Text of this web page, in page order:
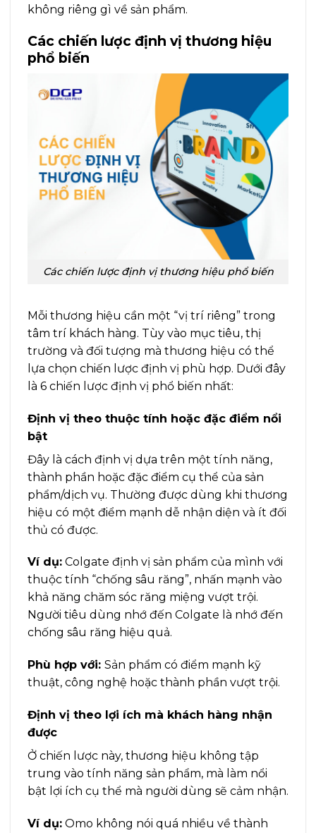
không riêng gì về sản phẩm.
Các chiến lược định vị thương hiệu
phổ biến
Các chiến lược định vị thương hiệu phổ biến
Mỗi thương hiệu cần một “vị trí riêng” trong
tâm trí khách hàng. Tùy vào mục tiêu, thị
trường và đối tượng mà thương hiệu có thể
lựa chọn chiến lược định vị phù hợp. Dưới đây
là 6 chiến lược định vị phổ biến nhất:
Định vị theo thuộc tính hoặc đặc điểm nổi
bật
Đây là cách định vị dựa trên một tính năng,
thành phần hoặc đặc điểm cụ thể của sản
phẩm/dịch vụ. Thường được dùng khi thương
hiệu có một điểm mạnh dễ nhận diện và ít đối
thủ có được.
Ví dụ: Colgate định vị sản phẩm của mình với
thuộc tính “chống sâu răng”, nhấn mạnh vào
khả năng chăm sóc răng miệng vượt trội.
Người tiêu dùng nhớ đến Colgate là nhớ đến
chống sâu răng hiệu quả.
Phù hợp với: Sản phẩm có điểm mạnh kỹ
thuật, công nghệ hoặc thành phần vượt trội.
Định vị theo lợi ích mà khách hàng nhận
được
Ở chiến lược này, thương hiệu không tập
trung vào tính năng sản phẩm, mà làm nổi
bật lợi ích cụ thể mà người dùng sẽ cảm nhận.
Ví dụ: Omo không nói quá nhiều về thành